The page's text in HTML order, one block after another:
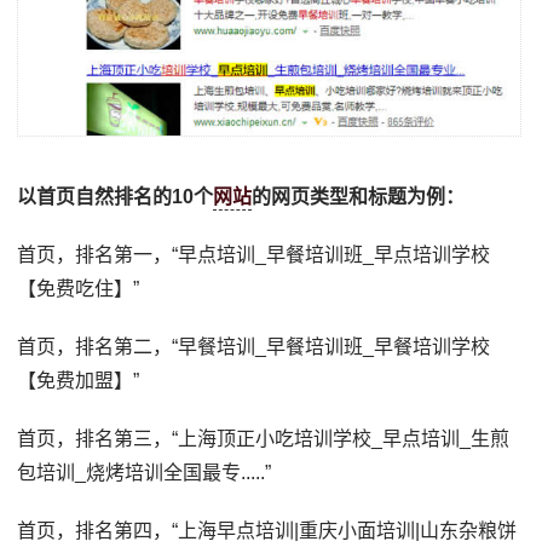
以首页自然排名的10个网站的网页类型和标题为例：
首页，排名第一，“早点培训_早餐培训班_早点培训学校
【免费吃住】”
首页，排名第二，“早餐培训_早餐培训班_早餐培训学校
【免费加盟】”
首页，排名第三，“上海顶正小吃培训学校_早点培训_生煎
包培训_烧烤培训全国最专.....”
首页，排名第四，“上海早点培训|重庆小面培训|山东杂粮饼